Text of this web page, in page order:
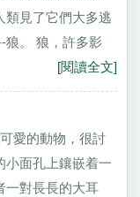
類見了它們大多逃
狼。 狼，許多影
[閱讀全文]
愛的動物，很討
小面孔上鑲嵌着一
一對長長的大耳